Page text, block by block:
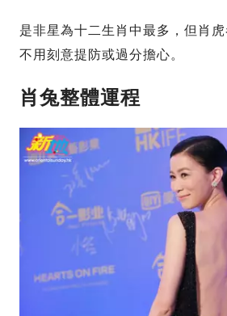
是非星為十二生肖中最多，但肖虎
不用刻意提防或過分擔心。
肖兔整體運程